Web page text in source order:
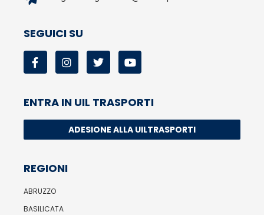
SEGUICI SU
ENTRA IN UIL TRASPORTI
ADESIONE ALLA UILTRASPORTI
REGIONI
ABRUZZO
BASILICATA